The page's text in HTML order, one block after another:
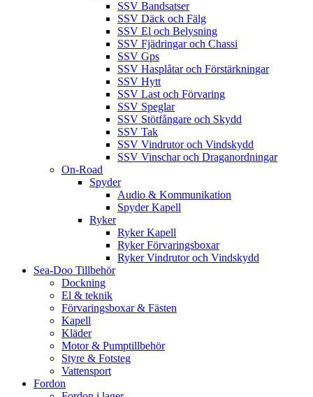
SSV Bandsatser
SSV Däck och Fälg
SSV El och Belysning
SSV Fjädringar och Chassi
SSV Gps
SSV Hasplåtar och Förstärkningar
SSV Hytt
SSV Last och Förvaring
SSV Speglar
SSV Stötfångare och Skydd
SSV Tak
SSV Vindrutor och Vindskydd
SSV Vinschar och Draganordningar
On-Road
Spyder
Audio & Kommunikation
Spyder Kapell
Ryker
Ryker Kapell
Ryker Förvaringsboxar
Ryker Vindrutor och Vindskydd
Sea-Doo Tillbehör
Dockning
El & teknik
Förvaringsboxar & Fästen
Kapell
Kläder
Motor & Pumptillbehör
Styre & Fotsteg
Vattensport
Fordon